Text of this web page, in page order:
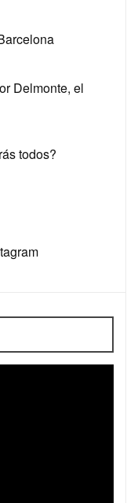
Delmonte, el
todos?